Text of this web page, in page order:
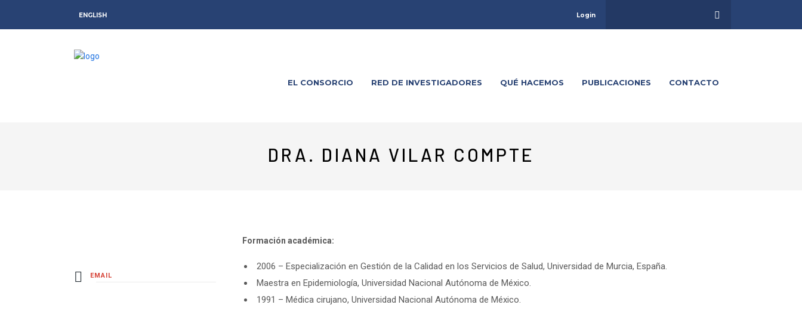
ENGLISH Login
EL CONSORCIO RED DE INVESTIGADORES QUÉ HACEMOS PUBLICACIONES CONTACTO
DRA. DIANA VILAR COMPTE
EMAIL
Formación académica:
2006 – Especialización en Gestión de la Calidad en los Servicios de Salud, Universidad de Murcia, España.
Maestra en Epidemiología, Universidad Nacional Autónoma de México.
1991 – Médica cirujano, Universidad Nacional Autónoma de México.